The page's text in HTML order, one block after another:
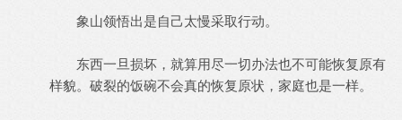
象山领悟出是自己太慢采取行动。
东西一旦损坏，就算用尽一切办法也不可能恢复原有
样貌。破裂的饭碗不会真的恢复原状，家庭也是一样。